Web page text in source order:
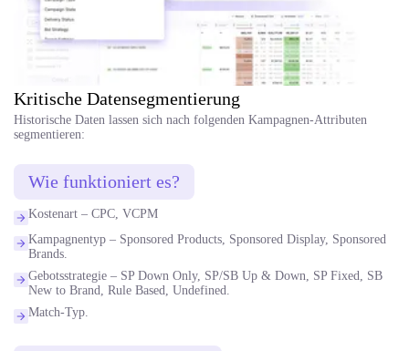
Kritische Datensegmentierung
Historische Daten lassen sich nach folgenden Kampagnen-Attributen
segmentieren:
Wie funktioniert es?
Kostenart – CPC, VCPM
Kampagnentyp – Sponsored Products, Sponsored Display, Sponsored
Brands.
Gebotsstrategie – SP Down Only, SP/SB Up & Down, SP Fixed, SB
New to Brand, Rule Based, Undefined.
Match-Typ.